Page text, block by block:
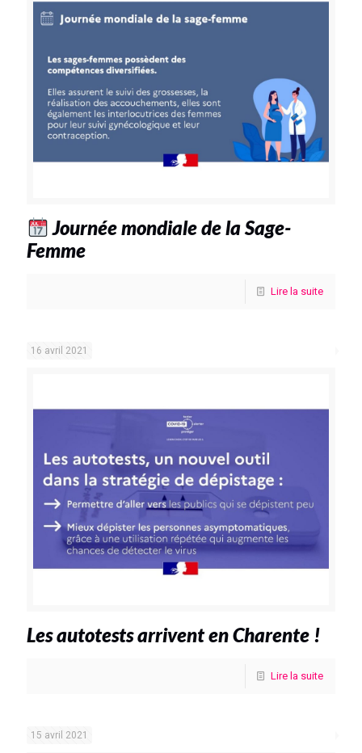
Journée mondiale de la Sage-
Femme
Lire la suite
16 avril 2021
Les autotests arrivent en Charente !
Lire la suite
15 avril 2021